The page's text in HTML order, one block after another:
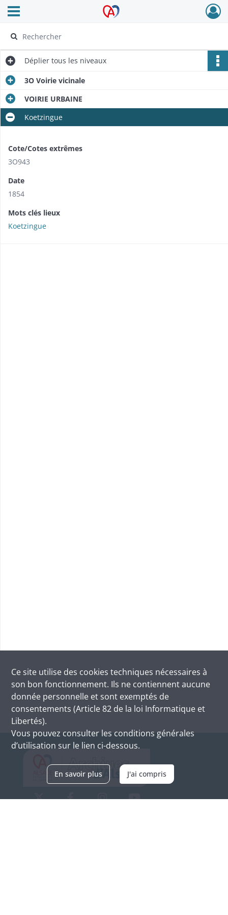
Archives Alsace - Colmar
Ouvrir le menu déroulant
Déplier tous les niveaux
3O Voirie vicinale
VOIRIE URBAINE
Koetzingue
Cote/Cotes extrêmes
3O943
Date
1854
Mots clés lieux
Koetzingue
Ce site utilise des cookies techniques nécessaires à
son bon fonctionnement. Ils ne contiennent aucune
donnée personnelle et sont exemptés de
consentements (Article 82 de la loi Informatique et
Libertés).
Vous pouvez consulter les conditions générales
d’utilisation sur le lien ci-dessous.
En savoir plus J'ai compris